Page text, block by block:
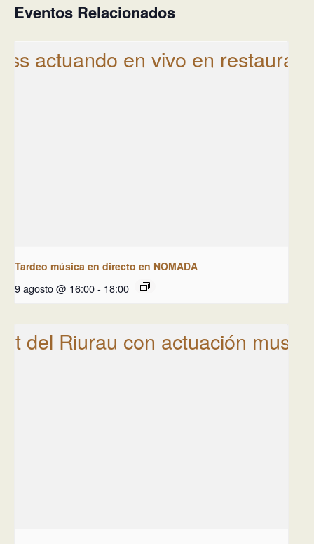
Eventos Relacionados
Tardeo música en directo en NOMADA
9 agosto @ 16:00- 18:00